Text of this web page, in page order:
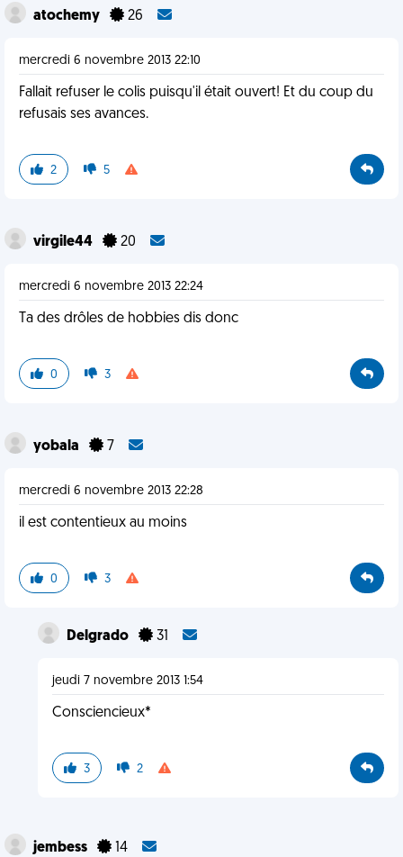
atochemy 26
mercredi 6 novembre 2013 22:10
Fallait refuser le colis puisqu'il était ouvert! Et du coup du
refusais ses avances.
2 5
virgile44 20
mercredi 6 novembre 2013 22:24
Ta des drôles de hobbies dis donc
0 3
yobala 7
mercredi 6 novembre 2013 22:28
il est contentieux au moins
0 3
Delgrado 31
jeudi 7 novembre 2013 1:54
Consciencieux*
3 2
jembess 14